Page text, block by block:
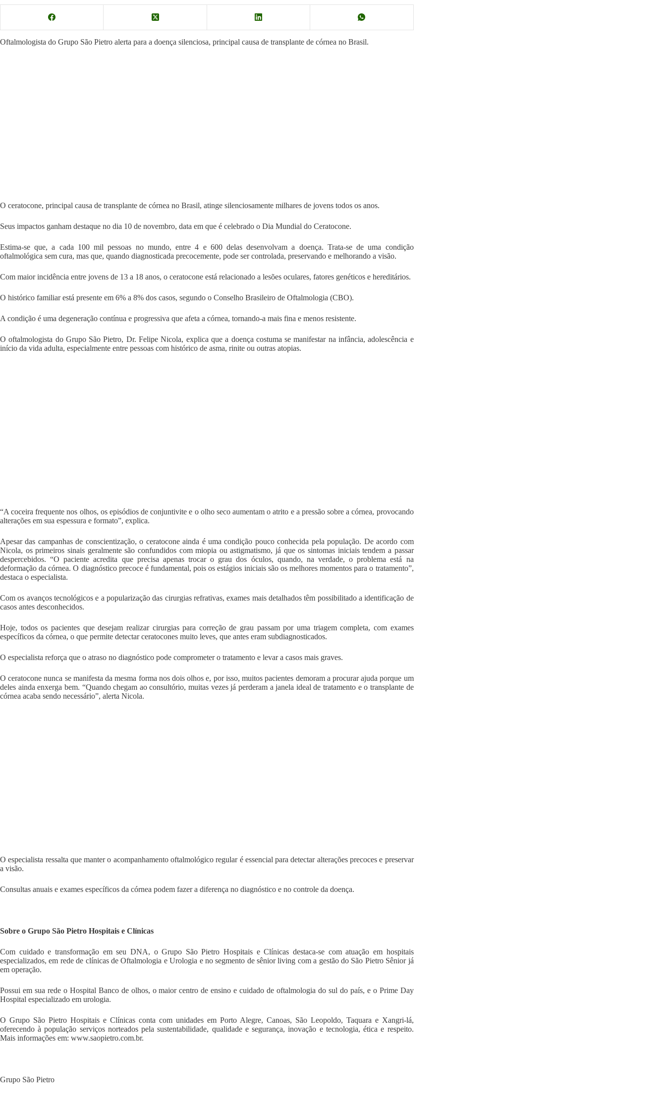
Oftalmologista do Grupo São Pietro alerta para a doença silenciosa, principal causa de transplante de córnea no Brasil.
O ceratocone, principal causa de transplante de córnea no Brasil, atinge silenciosamente milhares de jovens todos os anos.
Seus impactos ganham destaque no dia 10 de novembro, data em que é celebrado o Dia Mundial do Ceratocone.
Estima-se que, a cada 100 mil pessoas no mundo, entre 4 e 600 delas desenvolvam a doença. Trata-se de uma condição
oftalmológica sem cura, mas que, quando diagnosticada precocemente, pode ser controlada, preservando e melhorando a visão.
Com maior incidência entre jovens de 13 a 18 anos, o ceratocone está relacionado a lesões oculares, fatores genéticos e hereditários.
O histórico familiar está presente em 6% a 8% dos casos, segundo o Conselho Brasileiro de Oftalmologia (CBO).
A condição é uma degeneração contínua e progressiva que afeta a córnea, tornando-a mais fina e menos resistente.
O oftalmologista do Grupo São Pietro, Dr. Felipe Nicola, explica que a doença costuma se manifestar na infância, adolescência e
início da vida adulta, especialmente entre pessoas com histórico de asma, rinite ou outras atopias.
“A coceira frequente nos olhos, os episódios de conjuntivite e o olho seco aumentam o atrito e a pressão sobre a córnea, provocando
alterações em sua espessura e formato”, explica.
Apesar das campanhas de conscientização, o ceratocone ainda é uma condição pouco conhecida pela população. De acordo com
Nicola, os primeiros sinais geralmente são confundidos com miopia ou astigmatismo, já que os sintomas iniciais tendem a passar
despercebidos. “O paciente acredita que precisa apenas trocar o grau dos óculos, quando, na verdade, o problema está na
deformação da córnea. O diagnóstico precoce é fundamental, pois os estágios iniciais são os melhores momentos para o tratamento”,
destaca o especialista.
Com os avanços tecnológicos e a popularização das cirurgias refrativas, exames mais detalhados têm possibilitado a identificação de
casos antes desconhecidos.
Hoje, todos os pacientes que desejam realizar cirurgias para correção de grau passam por uma triagem completa, com exames
específicos da córnea, o que permite detectar ceratocones muito leves, que antes eram subdiagnosticados.
O especialista reforça que o atraso no diagnóstico pode comprometer o tratamento e levar a casos mais graves.
O ceratocone nunca se manifesta da mesma forma nos dois olhos e, por isso, muitos pacientes demoram a procurar ajuda porque um
deles ainda enxerga bem. “Quando chegam ao consultório, muitas vezes já perderam a janela ideal de tratamento e o transplante de
córnea acaba sendo necessário”, alerta Nicola.
O especialista ressalta que manter o acompanhamento oftalmológico regular é essencial para detectar alterações precoces e preservar
a visão.
Consultas anuais e exames específicos da córnea podem fazer a diferença no diagnóstico e no controle da doença.
Sobre o Grupo São Pietro Hospitais e Clínicas
Com cuidado e transformação em seu DNA, o Grupo São Pietro Hospitais e Clínicas destaca-se com atuação em hospitais
especializados, em rede de clínicas de Oftalmologia e Urologia e no segmento de sênior living com a gestão do São Pietro Sênior já
em operação.
Possui em sua rede o Hospital Banco de olhos, o maior centro de ensino e cuidado de oftalmologia do sul do país, e o Prime Day
Hospital especializado em urologia.
O Grupo São Pietro Hospitais e Clínicas conta com unidades em Porto Alegre, Canoas, São Leopoldo, Taquara e Xangri-lá,
oferecendo à população serviços norteados pela sustentabilidade, qualidade e segurança, inovação e tecnologia, ética e respeito.
Mais informações em: www.saopietro.com.br.
Grupo São Pietro